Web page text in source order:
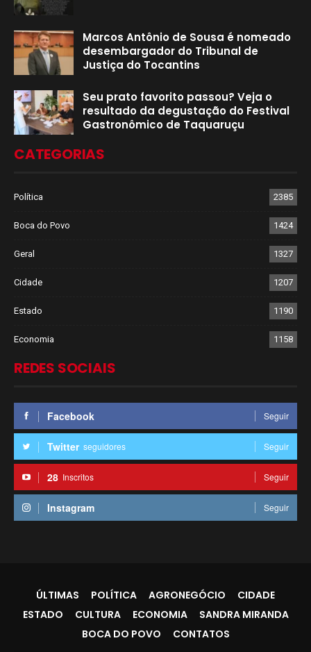
Marcos Antônio de Sousa é nomeado
desembargador do Tribunal de
Justiça do Tocantins
Seu prato favorito passou? Veja o
resultado da degustação do Festival
Gastronômico de Taquaruçu
CATEGORIAS
Política 2385
Boca do Povo 1424
Geral 1327
Cidade 1207
Estado 1190
Economia 1158
REDES SOCIAIS
Facebook Seguir
Twitter seguidores Seguir
28 Inscritos Seguir
Instagram Seguir
ÚLTIMAS POLÍTICA AGRONEGÓCIO
CIDADE
ESTADO
CULTURA ECONOMIA
SANDRA MIRANDA
BOCA DO POVO
CONTATOS